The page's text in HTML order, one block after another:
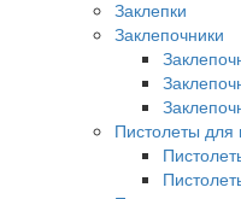
Заклепки
Заклепочники
Пистолеты для